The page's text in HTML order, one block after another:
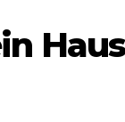
Haus